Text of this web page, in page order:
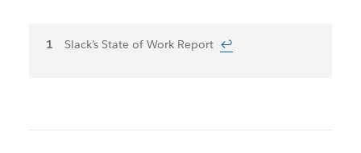
Notes
Slack’s State of Work Report ↩